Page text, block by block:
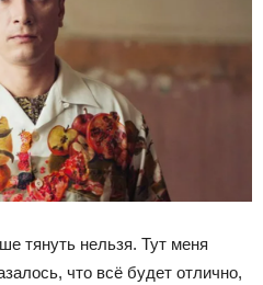
тянуть нельзя. Тут меня
что всё будет отлично,